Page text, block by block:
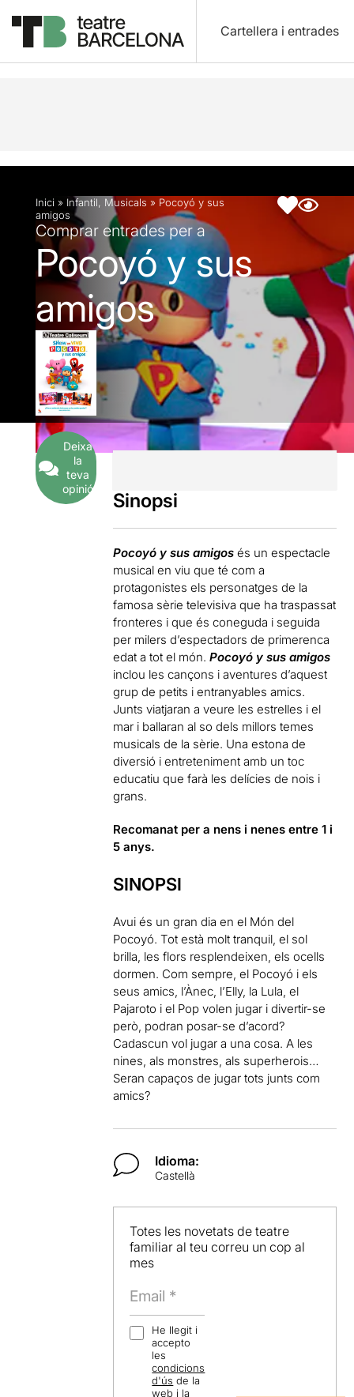
Cartellera i entrades
Descripció Fitxa artística
Inici » Infantil, Musicals » Pocoyó y sus
amigos
Comprar entrades per a
Pocoyó y sus
amigos
Deixa
la
teva
opinió
Sinopsi
Pocoyó y sus amigos és un espectacle
musical en viu que té com a
protagonistes els personatges de la
famosa sèrie televisiva que ha traspassat
fronteres i que és coneguda i seguida
per milers d’espectadors de primerenca
edat a tot el món.Pocoyó y sus amigos
inclou les cançons i aventures d’aquest
grup de petits i entranyables amics.
Junts viatjaran a veure les estrelles i el
mar i ballaran al so dels millors temes
musicals de la sèrie. Una estona de
diversió i entreteniment amb un toc
educatiu que farà les delícies de nois i
grans.
Recomanat per a nens i nenes entre 1 i
5 anys.
SINOPSI
Avui és un gran dia en el Món del
Pocoyó. Tot està molt tranquil, el sol
brilla, les flors resplendeixen, els ocells
dormen. Com sempre, el Pocoyó i els
seus amics, l’Ànec, l’Elly, la Lula, el
Pajaroto i el Pop volen jugar i divertir-se
però, podran posar-se d’acord?
Cadascun vol jugar a una cosa. A les
nines, als monstres, als superherois…
Seran capaços de jugar tots junts com
amics?
Idioma:
Castellà
Totes les novetats de teatre
familiar al teu correu un cop al
mes
He llegit i
accepto
les
condicions
d'ús de la
web i la